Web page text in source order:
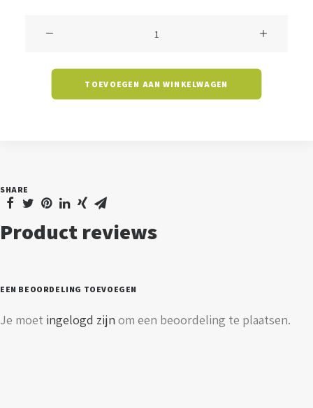
melkglas
dimbaar
TOEVOEGEN AAN WINKELWAGEN
SHARE
Product reviews
EEN BEOORDELING TOEVOEGEN
Je moet ingelogd zijn om een beoordeling te plaatsen.